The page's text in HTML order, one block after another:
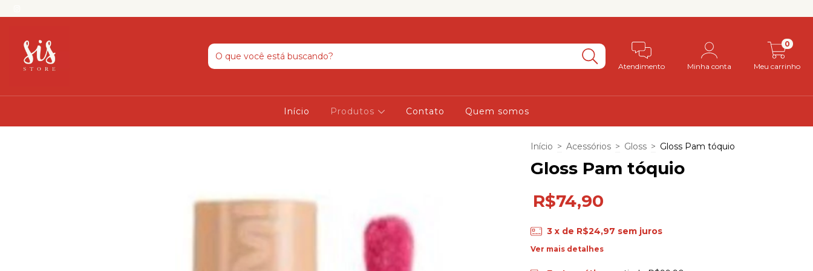
Atendimento Minha conta Meu carrinho
0
Início Produtos Contato Quem somos
Início > Acessórios > Gloss > Gloss Pam tóquio
Gloss Pam tóquio
R$74,90
3 x de R$24,97 sem juros
Ver mais detalhes